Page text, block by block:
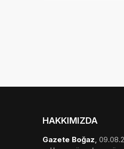
HAKKIMIZDA
Gazete Boğaz,